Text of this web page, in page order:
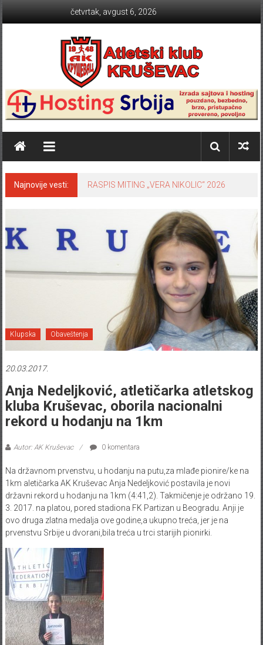
četvrtak, avgust 6, 2026
Atletski klub KRUŠEVAC
Najnovije vesti: RASPIS MITING „VERA NIKOLIC“ 2026
Klupska Obaveštenja
20.03.2017.
Anja Nedeljković, atletičarka atletskog
kluba Kruševac, oborila nacionalni
rekord u hodanju na 1km
Autor: AK Kruševac 0 komentara
Na državnom prvenstvu, u hodanju na putu,za mlađe pionire/ke na
1km aletičarka AK Kruševac Anja Nedeljković postavila je novi
državni rekord u hodanju na 1km (4:41,2). Takmičenje je održano 19.
3. 2017. na platou, pored stadiona FK Partizan u Beogradu. Anji je
ovo druga zlatna medalja ove godine,a ukupno treća, jer je na
prvenstvu Srbije u dvorani,bila treća u trci starijih pionirki.